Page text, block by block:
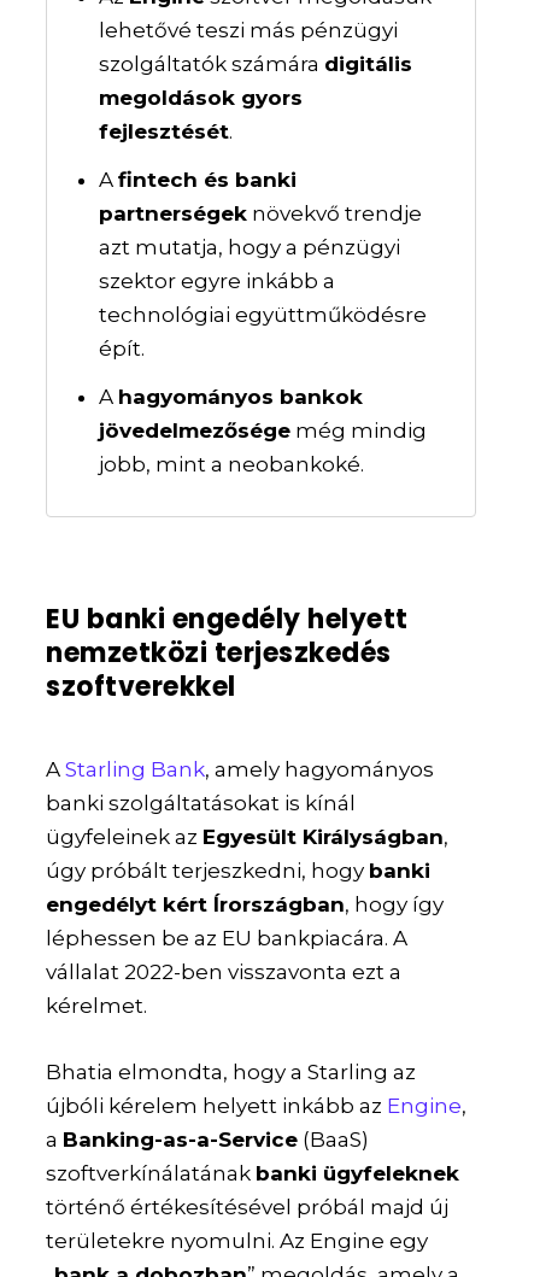
lehetővé teszi más pénzügyi
szolgáltatók számára digitális
megoldások gyors
fejlesztését.
Afintech és banki
partnerségek növekvő trendje
azt mutatja, hogy a pénzügyi
szektor egyre inkább a
technológiai együttműködésre
épít.
A hagyományos bankok
jövedelmezősége még mindig
jobb, mint a neobankoké.
EU banki engedély helyett
nemzetközi terjeszkedés
szoftverekkel
AStarling Bank, amely hagyományos
banki szolgáltatásokat is kínál
ügyfeleinek az Egyesült Királyságban,
úgy próbált terjeszkedni, hogy banki
engedélyt kért Írországban, hogy így
léphessen be az EU bankpiacára. A
vállalat 2022-ben visszavonta ezt a
kérelmet.
Bhatia elmondta, hogy a Starling az
újbóli kérelem helyett inkább az Engine,
a Banking-as-a-Service (BaaS)
szoftverkínálatának banki ügyfeleknek
történő értékesítésével próbál majd új
területekre nyomulni. Az Engine egy